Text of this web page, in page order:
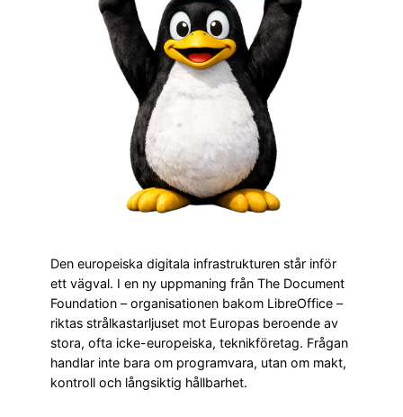
Den europeiska digitala infrastrukturen står inför
ett vägval. I en ny uppmaning från The Document
Foundation – organisationen bakom LibreOffice –
riktas strålkastarljuset mot Europas beroende av
stora, ofta icke-europeiska, teknikföretag. Frågan
handlar inte bara om programvara, utan om makt,
kontroll och långsiktig hållbarhet.